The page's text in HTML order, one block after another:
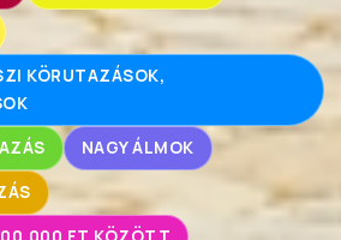
KÖRUTAZÁSOK,
NAGY ÁLMOK